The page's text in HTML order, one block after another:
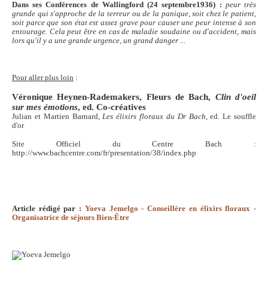
Dans ses Conférences de Wallingford (24 septembre1936) : peur très
grande qui s'approche de la terreur ou de la panique, soit chez le patient,
soit parce que son état est assez grave pour causer une peur intense à son
entourage. Cela peut être en cas de maladie soudaine ou d'accident, mais
lors qu'il y a une grande urgence, un grand danger ...
Pour aller plus loin :
Véronique Heynen-Rademakers, Fleurs de Bach, Clin d'oeil
sur mes émotions, ed. Co-créatives
Julian et Martien Barnard,Les élixirs floraux du Dr Bach, ed. Le souffle
d'or
Site Officiel du Centre Bach :
http://www.bachcentre.com/fr/presentation/38/index.php
Article rédigé par : Yoeva Jemelgo - Conseillère en élixirs floraux -
Organisatrice de séjours Bien-Être